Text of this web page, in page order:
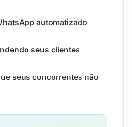
automatizado
seus clientes
seus concorrentes não